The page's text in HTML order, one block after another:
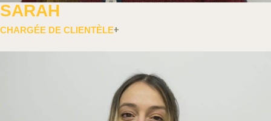
SARAH
CHARGÉE DE CLIENTÈLE